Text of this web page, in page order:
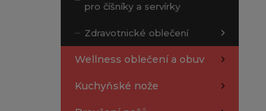
pro číšníky a servírky
Zdravotnické oblečení
Wellness oblečení a obuv
Kuchyňské nože